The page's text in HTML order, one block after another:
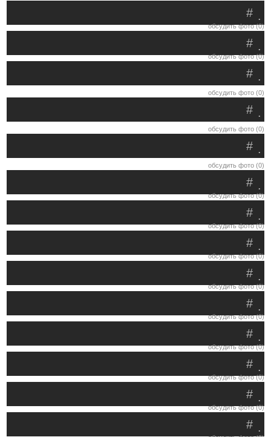
.
#
обсудить фото (0)
.
#
обсудить фото (0)
.
#
обсудить фото (0)
.
#
обсудить фото (0)
.
#
обсудить фото (0)
.
#
обсудить фото (0)
.
#
обсудить фото (0)
.
#
обсудить фото (0)
.
#
обсудить фото (0)
.
#
обсудить фото (0)
.
#
обсудить фото (0)
.
#
обсудить фото (0)
.
#
обсудить фото (0)
.
#